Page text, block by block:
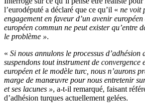
l’eurodéputé a déclaré que ce qu’il « ne voit
engagement en faveur d’un avenir
européen commun ne peut exister qu’entre
le problème ».
« Si nous annulons le processus d’adhésion
suspendons tout instrument de convergence
européen et le modèle turc, nous n’aurons
marge de manœuvre pour nous entretenir
et ses lacunes », a-t-il remarqué, faisant
d’adhésion turques actuellement gelées.